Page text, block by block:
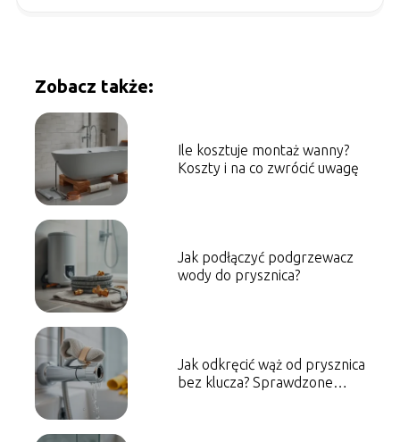
Zobacz także:
Ile kosztuje montaż wanny?
Koszty i na co zwrócić uwagę
Jak podłączyć podgrzewacz
wody do prysznica?
Jak odkręcić wąż od prysznica
bez klucza? Sprawdzone